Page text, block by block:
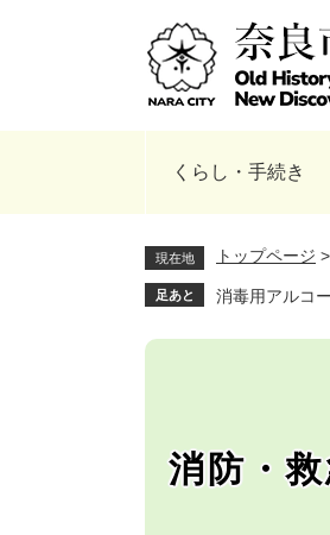
くらし・手続き
現在地 トップページ >
足あと 消毒用アルコ
消防・